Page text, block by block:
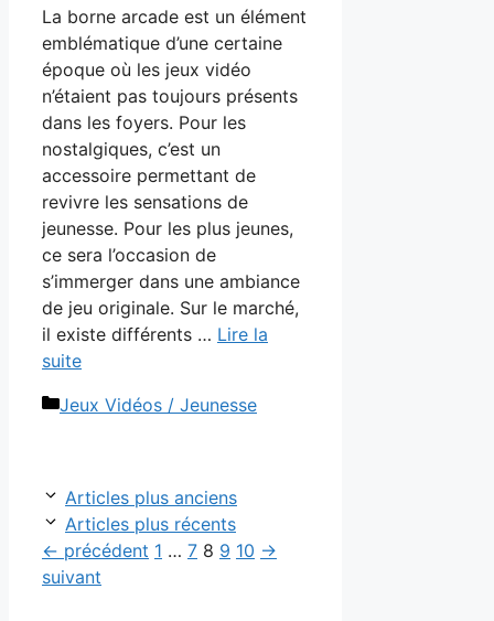
La borne arcade est un élément
emblématique d’une certaine
époque où les jeux vidéo
n’étaient pas toujours présents
dans les foyers. Pour les
nostalgiques, c’est un
accessoire permettant de
revivre les sensations de
jeunesse. Pour les plus jeunes,
ce sera l’occasion de
s’immerger dans une ambiance
de jeu originale. Sur le marché,
il existe différents … Lire la
suite
Catégories
Jeux Vidéos / Jeunesse
Articles plus anciens
Articles plus récents
← précédent Page
1 … Page
7 Page
8 Page
9 Page
10 →
suivant